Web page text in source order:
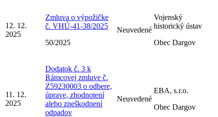
12. 12.
2025
Zmluva o výpožičke
č. VHÚ-41-38/2025
50/2025
Neuvedené
Vojenský
historický ústav
Obec Dargov
11. 12.
2025
Dodatok č. 3 k
Rámcovej zmluve č.
Z59230003 o odbere,
úprave, zhodnotení
alebo zneškodnení
odpadov
Neuvedené
EBA, s.r.o.
Obec Dargov